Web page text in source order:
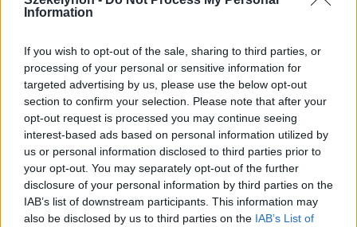
Information
If you wish to opt-out of the sale, sharing to third parties, or
processing of your personal or sensitive information for
targeted advertising by us, please use the below opt-out
section to confirm your selection. Please note that after your
opt-out request is processed you may continue seeing
interest-based ads based on personal information utilized by
us or personal information disclosed to third parties prior to
your opt-out. You may separately opt-out of the further
disclosure of your personal information by third parties on the
IAB’s list of downstream participants. This information may
also be disclosed by us to third parties on the IAB’s List of
Hasznos
Impresszum
Szerzői jogok
Adatvédelmi tájékoztató
Cookie-kezelési tájékoztató